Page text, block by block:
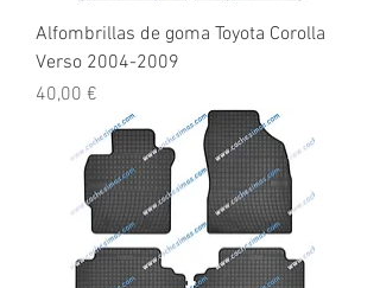
Alfombrillas de goma Toyota Corolla
Verso 2004-2009
Precio
40,00 €